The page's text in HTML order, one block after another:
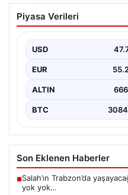
Enflasyon verileri
açıklanacak? 2026
Piyasa Verileri
USD
EUR
ALTIN
BTC
Son Eklenen Haberler
■Salah’ın Trabzon’da
yok yok…